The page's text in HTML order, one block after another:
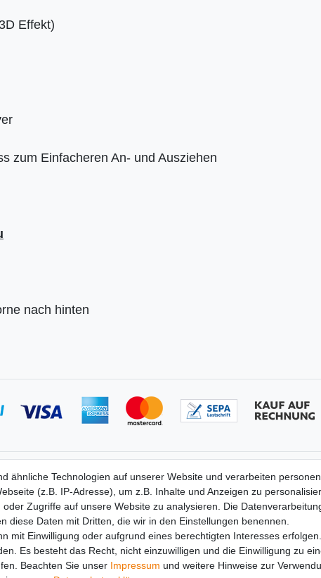
Effekt)
zum Einfacheren An- und Ausziehen
nach hinten
Widerrufs­recht
Vertrag widerrufen
Impressum
Daten­schutz­erklärung
AGB
ähnliche Technologien auf unserer Website und verarbeiten
(z.B. IP-Adresse), um z.B. Inhalte und Anzeigen zu
Zugriffe auf unsere Website zu analysieren. Die
diese Daten mit Dritten, die wir in den Einstellungen benennen.
mit Einwilligung oder aufgrund eines berechtigten Interesses
Es besteht das Recht, nicht einzuwilligen und die Einwilligung zu
Beachten Sie unser Impressum und weitere Hinweise zur